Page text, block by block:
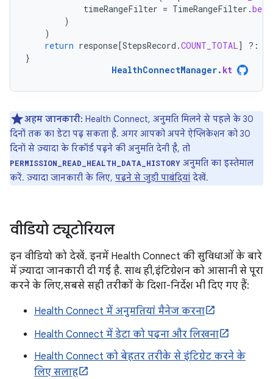
timeRangeFilter = TimeRangeFilter .
)
)
return response[StepsRecord .COUNT_TOTAL] ?:
}
HealthConnectManager. kt
अहम जानकारी: Health Connect, अनुमति मिलने से पहले के 30
दिनों तक का डेटा पढ़ सकता है. अगर आपको अपने ऐप्लिकेशन को 30
दिनों से ज़्यादा के रिकॉर्ड पढ़ने की अनुमति देनी है, तो
PERMISSION_READ_HEALTH_DATA_HISTORY अनुमति का इस्तेमाल
करें. ज़्यादा जानकारी के लिए, पढ़ने से जुड़ी पाबंदियां देखें.
वीडियो ट्यूटोरियल
इन वीडियो को देखें. इनमें Health Connect की सुविधाओं के बारे
में ज़्यादा जानकारी दी गई है. साथ ही, इंटिग्रेशन को आसानी से पूरा
करने के लिए, सबसे सही तरीकों के दिशा-निर्देश भी दिए गए हैं:
Health Connect में अनुमतियां मैनेज करना
Health Connect में डेटा को पढ़ना और लिखना
Health Connect को बेहतर तरीके से इंटिग्रेट करने के
लिए सलाह